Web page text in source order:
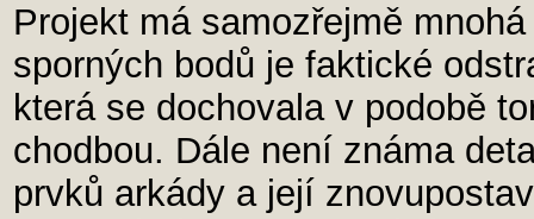
Projekt má samozřejmě
sporných bodů je faktické
která se dochovala v podobě
chodbou. Dále není známa
prvků arkády a její